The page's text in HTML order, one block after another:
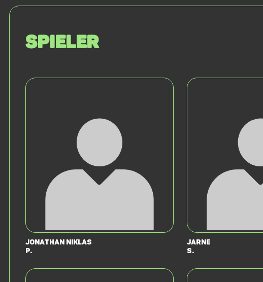
Spieler
Jonathan Niklas
P.
Jarne
S.